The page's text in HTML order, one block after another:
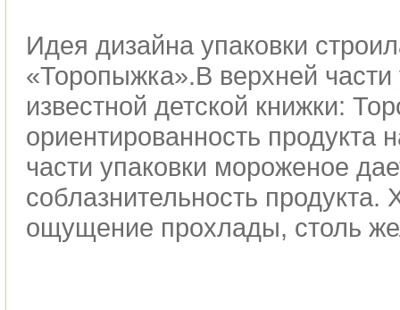
Идея дизайна упаковки
«Торопыжка».В верхней
известной детской книжки:
ориентированность продукта
части упаковки мороженое
соблазнительность
ощущение прохлады, столь